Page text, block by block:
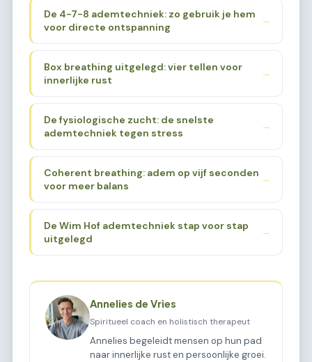
De 4-7-8 ademtechniek: zo gebruik je hem
voor directe ontspanning
→
Box breathing uitgelegd: vier tellen voor
innerlijke rust
→
De fysiologische zucht: de snelste
ademtechniek tegen stress
→
Coherent breathing: adem op vijf seconden
voor meer balans
→
De Wim Hof ademtechniek stap voor stap
uitgelegd
→
Annelies de Vries
Spiritueel coach en holistisch therapeut
Annelies begeleidt mensen op hun pad
naar innerlijke rust en persoonlijke groei.